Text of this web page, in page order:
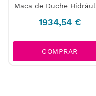
Maca de Duche
1934,54 €
COMPRAR